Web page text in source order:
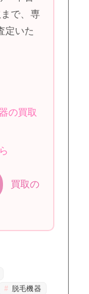
で、専
定いた
の買取
買取の
脱毛機器